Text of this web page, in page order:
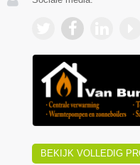
BEKIJK VOLLEDIG